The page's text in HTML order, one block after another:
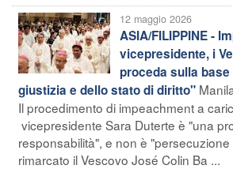
12 maggio 2026
ASIA/FILIPPINE -
vicepresidente, i
proceda sulla
giustizia e dello stato di diritto"
Il procedimento di impeachment a
vicepresidente Sara Duterte è "una
responsabilità", e non è "persecuzione
rimarcato il Vescovo José Colin Ba ...